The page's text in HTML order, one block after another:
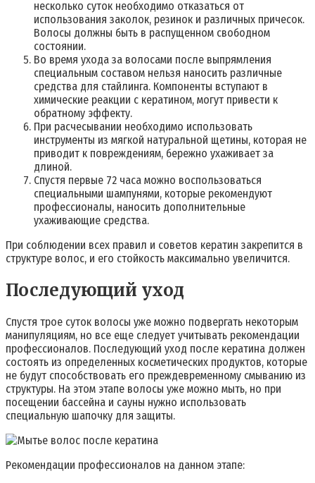
несколько суток необходимо отказаться от
использования заколок, резинок и различных причесок.
Волосы должны быть в распущенном свободном
состоянии.
Во время ухода за волосами после выпрямления
специальным составом нельзя наносить различные
средства для стайлинга. Компоненты вступают в
химические реакции с кератином, могут привести к
обратному эффекту.
При расчесывании необходимо использовать
инструменты из мягкой натуральной щетины, которая не
приводит к повреждениям, бережно ухаживает за
длиной.
Спустя первые 72 часа можно воспользоваться
специальными шампунями, которые рекомендуют
профессионалы, наносить дополнительные
ухаживающие средства.
При соблюдении всех правил и советов кератин закрепится в
структуре волос, и его стойкость максимально увеличится.
Последующий уход
Спустя трое суток волосы уже можно подвергать некоторым
манипуляциям, но все еще следует учитывать рекомендации
профессионалов. Последующий уход после кератина должен
состоять из определенных косметических продуктов, которые
не будут способствовать его преждевременному смыванию из
структуры. На этом этапе волосы уже можно мыть, но при
посещении бассейна и сауны нужно использовать
специальную шапочку для защиты.
Рекомендации профессионалов на данном этапе: